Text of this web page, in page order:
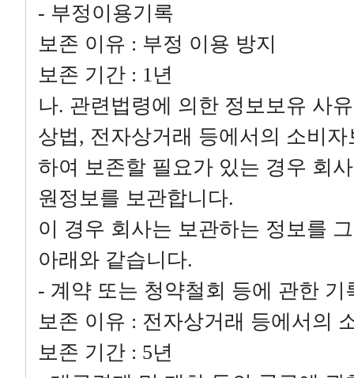
- 부정이용기록
보존 이유 : 부정 이용 방지
보존 기간 : 1년
나. 관련법령에 의한 정보보유 사유
상법, 전자상거래 등에서의 소비
하여 보존할 필요가 있는 경우 회
원정보를 보관합니다.
이 경우 회사는 보관하는 정보를
아래와 같습니다.
- 계약 또는 청약철회 등에 관한 기
보존 이유 : 전자상거래 등에서의
보존 기간 : 5년